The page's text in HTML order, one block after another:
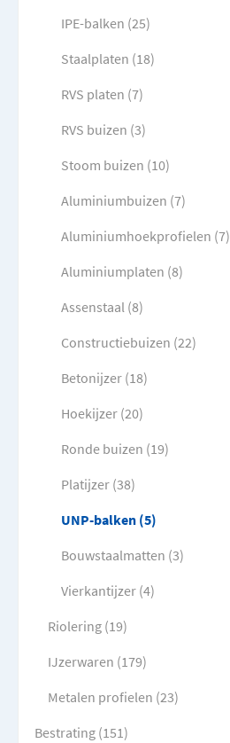
IPE-balken (25)
Staalplaten (18)
RVS platen (7)
RVS buizen (3)
Stoom buizen (10)
Aluminiumbuizen (7)
Aluminiumhoekprofielen (7)
Aluminiumplaten (8)
Assenstaal (8)
Constructiebuizen (22)
Betonijzer (18)
Hoekijzer (20)
Ronde buizen (19)
Platijzer (38)
UNP-balken (5)
Bouwstaalmatten (3)
Vierkantijzer (4)
Riolering (19)
IJzerwaren (179)
Metalen profielen (23)
Bestrating (151)